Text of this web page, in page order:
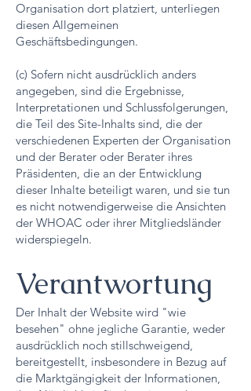
Organisation dort platziert, unterliegen
diesen Allgemeinen
Geschäftsbedingungen.
(c) Sofern nicht ausdrücklich anders
angegeben, sind die Ergebnisse,
Interpretationen und Schlussfolgerungen,
die Teil des Site-Inhalts sind, die der
verschiedenen Experten der Organisation
und der Berater oder Berater ihres
Präsidenten, die an der Entwicklung
dieser Inhalte beteiligt waren, und sie tun
es nicht notwendigerweise die Ansichten
der WHOAC oder ihrer Mitgliedsländer
widerspiegeln.
Verantwortung
Der Inhalt der Website wird "wie
besehen" ohne jegliche Garantie, weder
ausdrücklich noch stillschweigend,
bereitgestellt, insbesondere in Bezug auf
die Marktgängigkeit der Informationen,